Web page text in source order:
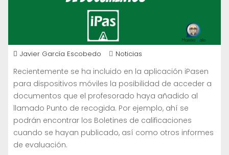
Javier García Escobedo Noticias
Recientemente se ha incluido en la aplicación iPasen
para dispositivos móviles la posibilidad de acceder a
documentos que el profesorado haya añadido al
llamado Punto de recogida. Por ejemplo, ahí se
podrán encontrar los Boletines de calificaciones
cuando se hayan publicado, así como otros informes
de evaluación.